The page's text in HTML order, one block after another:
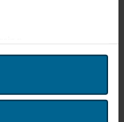
innhold og
for sosiale medier